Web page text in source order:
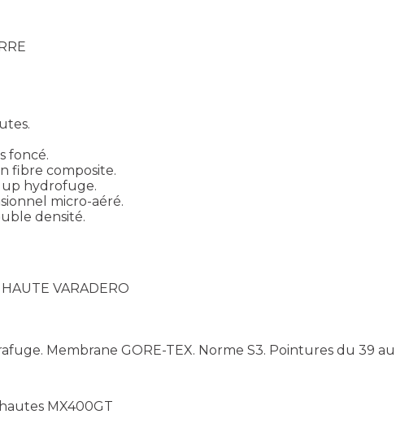
foncé.
fibre composite.
hydrofuge.
micro-aéré.
densité.
VARADERO
Membrane GORE-TEX. Norme S3. Pointures du 39 au
MX400GT